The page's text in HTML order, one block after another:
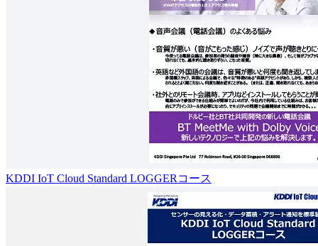
KDDI IoT Cloud Standard LOGGERコース